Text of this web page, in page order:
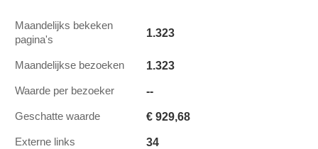
Maandelijks bekeken
pagina's
1.323
Maandelijkse bezoeken 1.323
Waarde per bezoeker --
Geschatte waarde € 929,68
Externe links 34